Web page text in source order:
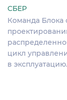
СБЕР
Команда Блока
цикл
в